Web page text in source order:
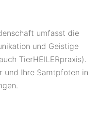
umfasst die
und Geistige
TierHEILERpraxis).
und Ihre Samtpfoten in